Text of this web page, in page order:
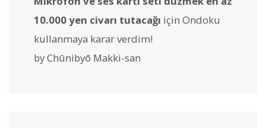
10.000 yen civarı tutacağı için Ondoku
kullanmaya karar verdim!
by Chūnibyō Makki-san